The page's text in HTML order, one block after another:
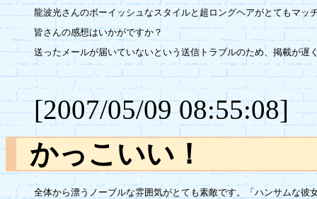
龍波光さんのボーイッシュなスタイルと超ロングヘアがとてもマッ
皆さんの感想はいかがですか？
送ったメールが届いていないという送信トラブルのため、掲載が遅
[2007/05/09 08:55:08]
かっこい
全体から漂うノーブルな雰囲気がとても素敵です。「ハンサムな